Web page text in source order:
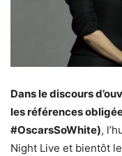
Dans le discours
les références
#OscarsSoWhite),
Night Live et bientôt le